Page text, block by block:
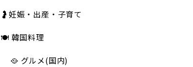
🤰妊娠・出産・子育て
🍽 韓国料理
🥘 グルメ(国内)